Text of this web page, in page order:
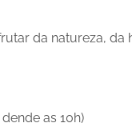
da natureza, da
as 10h)